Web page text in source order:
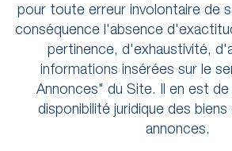
pour toute erreur involontaire de
conséquence l'absence
pertinence, d'exhaustivité,
informations insérées sur le
Annonces" du Site. Il en est
disponibilité juridique des
annonces.